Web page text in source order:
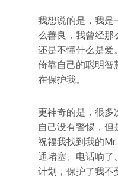
我想说的是，我是
么善良，我曾经那
还是不懂什么是爱
倚靠自己的聪明智
在保护我。
更神奇的是，很多
自己没有警惕，
祝福我找到我的
通堵塞、电话响了
计划，保护了我不